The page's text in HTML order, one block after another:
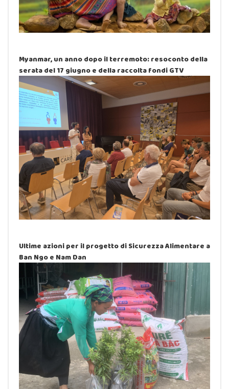
Myanmar, un anno dopo il terremoto: resoconto della
serata del 17 giugno e della raccolta fondi GTV
Ultime azioni per il progetto di Sicurezza Alimentare a
Ban Ngo e Nam Dan